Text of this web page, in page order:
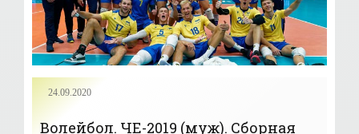
24.09.2020
Волейбол. ЧЕ-2019 (муж). Сборная